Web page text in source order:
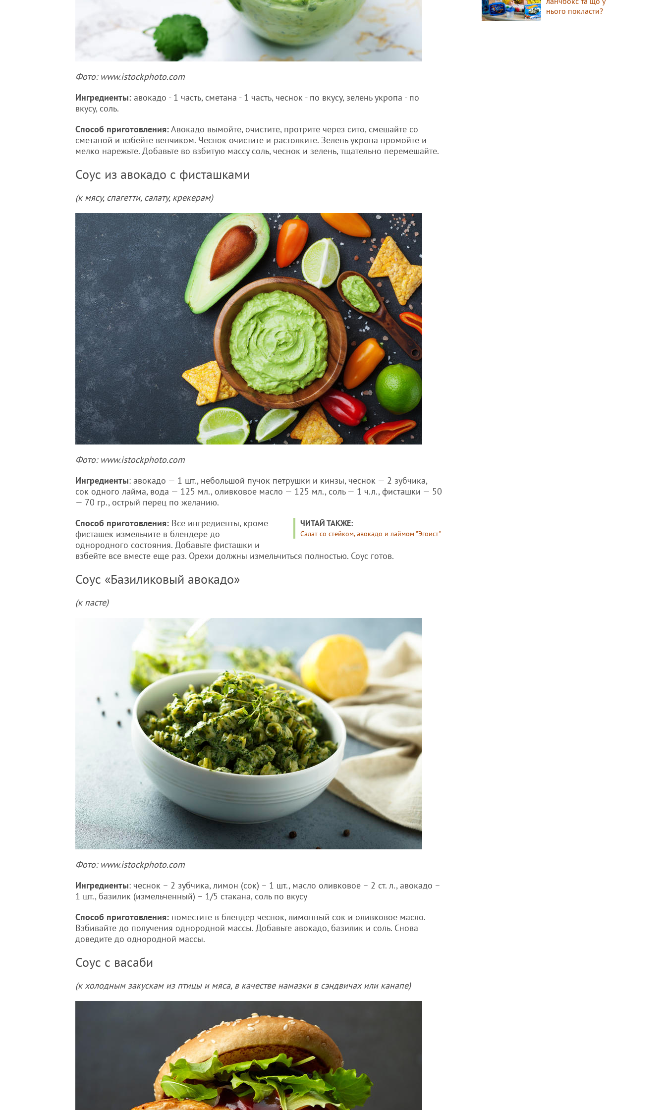
Фото: www.istockphoto.com
Ингредиенты: авокадо - 1 часть, сметана - 1 часть, чеснок - по вкусу, зелень укропа - по
вкусу, соль.
Способ приготовления:Авокадо вымойте, очистите, протрите через сито, смешайте со
сметаной и взбейте венчиком. Чеснок очистите и растолките. Зелень укропа промойте и
мелко нарежьте. Добавьте во взбитую массу соль, чеснок и зелень, тщательно перемешайте.
Соус из авокадо с фисташками
(к мясу, спагетти, салату, крекерам)
Фото: www.istockphoto.com
Ингредиенты: авокадо — 1 шт., небольшой пучок петрушки и кинзы, чеснок — 2 зубчика,
сок одного лайма, вода — 125 мл., оливковое масло — 125 мл., соль — 1 ч.л., фисташки — 50
— 70 гр., острый перец по желанию.
ЧИТАЙ ТАКЖЕ:
Салат со стейком, авокадо и лаймом "Эгоист"
Способ приготовления: Все ингредиенты, кроме
фисташек измельчите в блендере до
однородного состояния. Добавьте фисташки и
взбейте все вместе еще раз. Орехи должны измельчиться полностью. Соус готов.
Соус «Базиликовый авокадо»
(к пасте)
Фото: www.istockphoto.com
Ингредиенты: чеснок – 2 зубчика, лимон (сок) – 1 шт., масло оливковое – 2 ст. л., авокадо –
1 шт., базилик (измельченный) – 1/5 стакана, соль по вкусу
Способ приготовления: поместите в блендер чеснок, лимонный сок и оливковое масло.
Взбивайте до получения однородной массы. Добавьте авокадо, базилик и соль. Снова
доведите до однородной массы.
Соус с васаби
(к холодным закускам из птицы и мяса, в качестве намазки в сэндвичах или канапе)
нього покласти?